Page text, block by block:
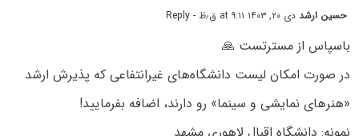
حسین ارشددی ۲۰, ۱۴۰۳ at ۹:۱۱ ق٫ظ - Reply
باسپاس از مسترتست 🙏
در صورت امکان لیست دانشگاه‌های غیرانتفاعی که پذیرش ارشد
«هنرهای نمایشی و سینما» رو دارند، اضافه بفرمایید!